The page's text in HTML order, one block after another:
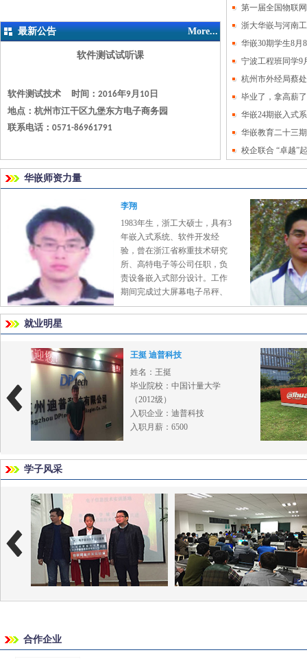
最新公告 More...
软件测试试听课
软件测试技术 时间： 2016年9月 10 日
地点：杭州市江干区九堡东方电子商务园
联系电话： 0571-86961791
置换班级赴中控
第一届全国物联
浙大华嵌与河南
网云开发实验室
华嵌30期学生8月
宁波工程班同学9
杭州市外经局蔡
毕业了，拿高薪
华嵌24期嵌入式
华嵌教育二十三
校企联合 “卓越”
院“卓越工程师”
华嵌师资力量
李翔
1983年生，浙工大硕士，具有3
年嵌入式系统、软件开发经
验，曾在浙江省称重技术研究
所、高特电子等公司任职，负
责设备嵌入式部分设计。工作
期间完成过大屏幕电子吊秤、
无线数传式电子吊秤、潜艇压
侧翻装置、300KN拉力机软
件、智能皮带秤软件等项目。
精通网络编程，熟悉TCP/IP 协
议，并了解Linux中TCP/IP协议
栈；丰富的软件编程经验，熟
练运用C、C++、VB、汇编等
语言编程。
就业明星
王挺 迪普科技
姓名：王挺
毕业院校：中国计量大学
（2012级）
入职企业：迪普科技
入职月薪：6500
学子风采
合作企业